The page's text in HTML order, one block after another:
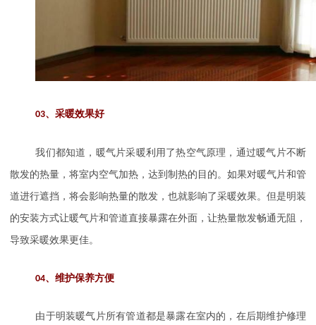
03、采暖效果好
我们都知道，暖气片采暖利用了热空气原理，通过暖气片不断
散发的热量，将室内空气加热，达到制热的目的。如果对暖气片和管
道进行遮挡，将会影响热量的散发，也就影响了采暖效果。但是明装
的安装方式让暖气片和管道直接暴露在外面，让热量散发畅通无阻，
导致采暖效果更佳。
04、维护保养方便
由于明装暖气片所有管道都是暴露在室内的，在后期维护修理